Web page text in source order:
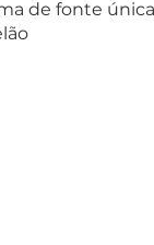
de fonte única